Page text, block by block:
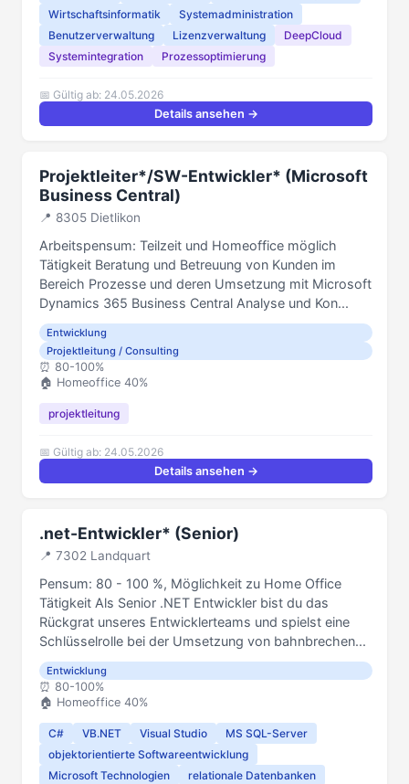
Wirtschaftsinformatik
Systemadministration
Benutzerverwaltung
Lizenzverwaltung
DeepCloud
Systemintegration
Prozessoptimierung
📅 Gültig ab: 24.05.2026
Details ansehen →
Projektleiter*/SW-Entwickler* (Microsoft
Business Central)
📍 8305 Dietlikon
Arbeitspensum: Teilzeit und Homeoffice möglich
Tätigkeit Beratung und Betreuung von Kunden im
Bereich Prozesse und deren Umsetzung mit Microsoft
Dynamics 365 Business Central Analyse und Kon...
Entwicklung
Projektleitung / Consulting
⏰️ 80-100%
🏠 Homeoffice 40%
projektleitung
📅 Gültig ab: 24.05.2026
Details ansehen →
.net-Entwickler* (Senior)
📍 7302 Landquart
Pensum: 80 - 100 %, Möglichkeit zu Home Office
Tätigkeit Als Senior .NET Entwickler bist du das
Rückgrat unseres Entwicklerteams und spielst eine
Schlüsselrolle bei der Umsetzung von bahnbrechen...
Entwicklung
⏰️ 80-100%
🏠 Homeoffice 40%
C# VB.NET Visual Studio
MS SQL-Server
objektorientierte Softwareentwicklung
Microsoft Technologien
relationale Datenbanken